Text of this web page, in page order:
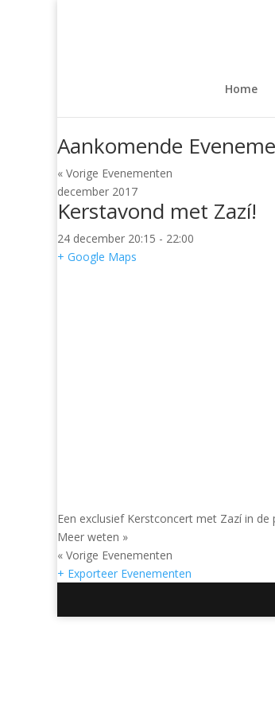
Home
Aankomende
Evenementen
Lijst
navigatie
« Vorige Evenementen
december 2017
Kerstavond met Zazí!
24 december 20:15 - 22:00
+ Google Maps
Een exclusief Kerstconcert met Zazí in
Meer weten »
Evenementen
Lijst
navigatie
« Vorige Evenementen
+ Exporteer Evenementen